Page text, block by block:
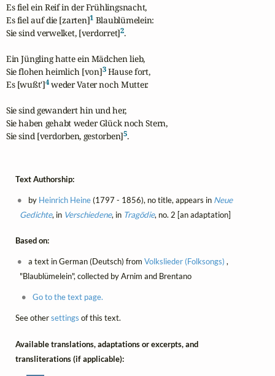
Es fiel ein Reif in der Frühlingsnacht,
Es fiel auf die [zarten]1 Blaublümelein:
Sie sind verwelket, [verdorret]2.
Ein Jüngling hatte ein Mädchen lieb,
Sie flohen heimlich [von]3 Hause fort,
Es [wußt']4 weder Vater noch Mutter.
Sie sind gewandert hin und her,
Sie haben gehabt weder Glück noch Stern,
Sie sind [verdorben, gestorben]5.
Text Authorship:
by Heinrich Heine(1797 - 1856), no title, appears in Neue
Gedichte, in Verschiedene, in Tragödie, no. 2 [an adaptation]
Based on:
a text in German (Deutsch) from Volkslieder (Folksongs) ,
"Blaublümelein", collected by Arnim and Brentano
Go to the text page.
See othersettings of this text.
Available translations, adaptations or excerpts, and
transliterations (if applicable):